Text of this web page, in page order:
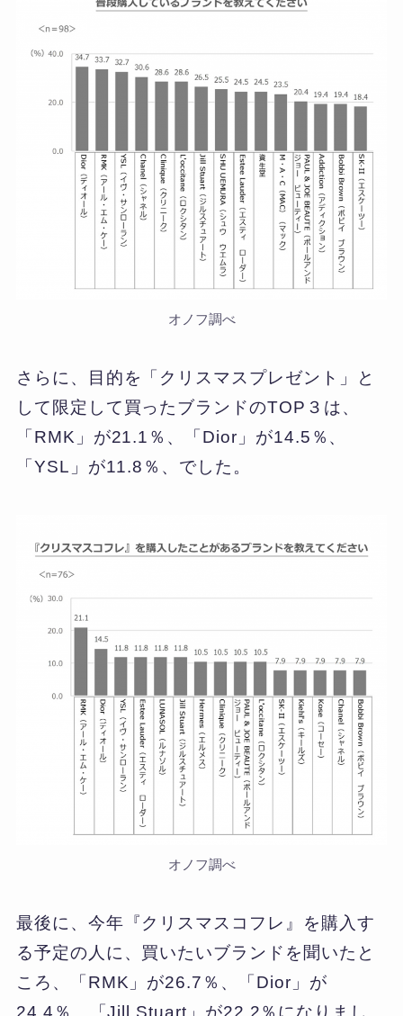
オノフ調べ
さらに、目的を「クリスマスプレゼント」と
して限定して買ったブランドのTOP３は、
「RMK」が21.1％、「Dior」が14.5％、
「YSL」が11.8％、でした。
オノフ調べ
最後に、今年『クリスマスコフレ』を購入す
る予定の人に、買いたいブランドを聞いたと
ころ、「RMK」が26.7％、「Dior」が
24.4％、「Jill Stuart」が22.2％になりまし